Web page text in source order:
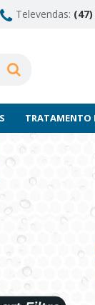
Televendas:
TRATAMENTO